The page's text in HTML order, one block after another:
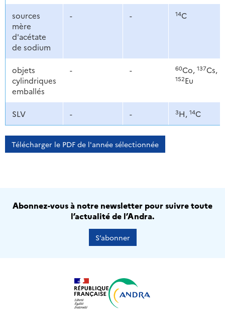
sources
mère
d'acétate
de sodium
- - 14C
objets
cylindriques
emballés
- - 60Co, 137Cs,
152Eu
SLV - - 3H, 14C
Télécharger le PDF de l'année sélectionnée
Abonnez-vous à notre newsletter pour suivre toute
l’actualité de l’Andra.
S’abonner